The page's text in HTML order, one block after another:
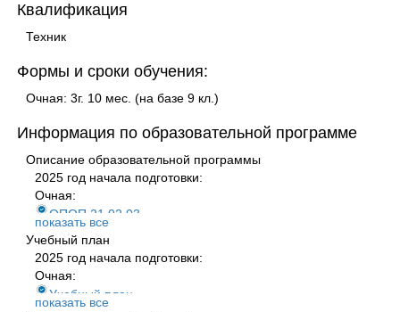
Квалификация
Техник
Формы и сроки обучения:
Очная: 3г. 10 мес. (на базе 9 кл.)
Информация по образовательной программе
Описание образовательной программы
2025 год начала подготовки:
Очная:
ОПОП 21.02.03
ОПОП 21.02.03
По всем годам:
Очная:
показать все
Учебный план
2025 год начала подготовки:
Очная:
Учебный план
показать все